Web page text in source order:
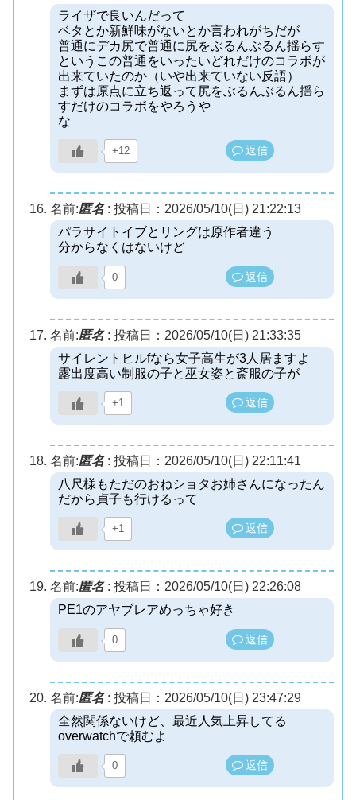
ライザで良いんだって
ベタとか新鮮味がないとか言われがちだが
普通にデカ尻で普通に尻をぶるんぶるん揺らす
というこの普通をいったいどれだけのコラボが
出来ていたのか（いや出来ていない反語）
まずは原点に立ち返って尻をぶるんぶるん揺ら
すだけのコラボをやろうや
な
+12 返信
名前:匿名: 投稿日：2026/05/10(日) 21:22:13
パラサイトイブとリングは原作者違う
分からなくはないけど
0 返信
名前:匿名: 投稿日：2026/05/10(日) 21:33:35
サイレントヒルfなら女子高生が3人居ますよ
露出度高い制服の子と巫女姿と斎服の子が
+1 返信
名前:匿名: 投稿日：2026/05/10(日) 22:11:41
八尺様もただのおねショタお姉さんになったん
だから貞子も行けるって
+1 返信
名前:匿名: 投稿日：2026/05/10(日) 22:26:08
PE1のアヤブレアめっちゃ好き
0 返信
名前:匿名: 投稿日：2026/05/10(日) 23:47:29
全然関係ないけど、最近人気上昇してる
overwatchで頼むよ
0 返信